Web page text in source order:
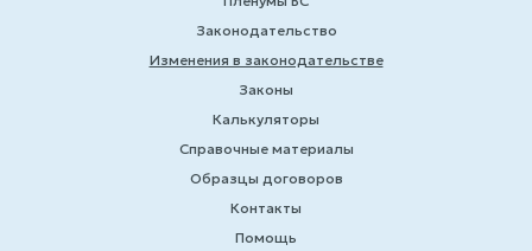
Законодательство
Изменения в законодательстве
Законы
Калькуляторы
Справочные материалы
Образцы договоров
Контакты
Помощь